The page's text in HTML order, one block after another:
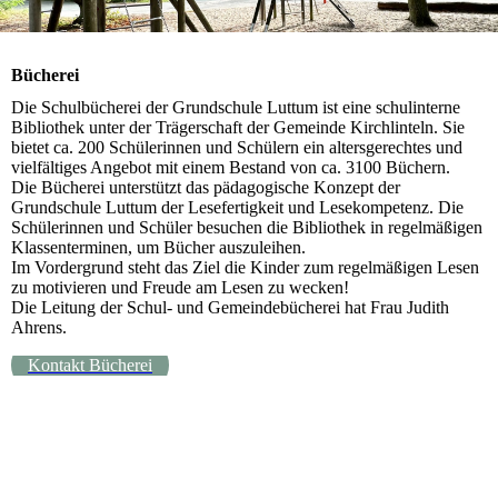
Bücherei
Die Schulbücherei der Grundschule Luttum ist eine schulinterne
Bibliothek unter der Trägerschaft der Gemeinde Kirchlinteln. Sie
bietet ca. 200 Schülerinnen und Schülern ein altersgerechtes und
vielfältiges Angebot mit einem Bestand von ca. 3100 Büchern.
Die Bücherei unterstützt das pädagogische Konzept der
Grundschule Luttum der Lesefertigkeit und Lesekompetenz. Die
Schülerinnen und Schüler besuchen die Bibliothek in regelmäßigen
Klassenterminen, um Bücher auszuleihen.
Im Vordergrund steht das Ziel die Kinder zum regelmäßigen Lesen
zu motivieren und Freude am Lesen zu wecken!
Die Leitung der Schul- und Gemeindebücherei hat Frau Judith
Ahrens.
Kontakt Bücherei